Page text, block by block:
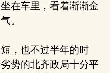
在车里，看着渐渐金
。
，也不过半年的时
势的北齐政局十分平